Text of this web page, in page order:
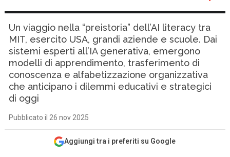
Un viaggio nella “preistoria” dell’AI literacy tra
MIT, esercito USA, grandi aziende e scuole. Dai
sistemi esperti all’IA generativa, emergono
modelli di apprendimento, trasferimento di
conoscenza e alfabetizzazione organizzativa
che anticipano i dilemmi educativi e strategici
di oggi
Pubblicato il 26 nov 2025
Aggiungi tra i preferiti su Google